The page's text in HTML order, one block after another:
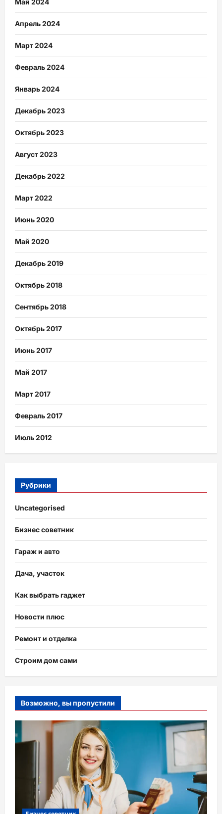
Апрель 2024
Март 2024
Февраль 2024
Январь 2024
Декабрь 2023
Октябрь 2023
Август 2023
Декабрь 2022
Март 2022
Июнь 2020
Май 2020
Декабрь 2019
Октябрь 2018
Сентябрь 2018
Октябрь 2017
Июнь 2017
Май 2017
Март 2017
Февраль 2017
Июль 2012
Рубрики
Uncategorised
Бизнес советник
Гараж и авто
Дача, участок
Как выбрать гаджет
Новости плюс
Ремонт и отделка
Строим дом сами
Возможно, вы пропустили